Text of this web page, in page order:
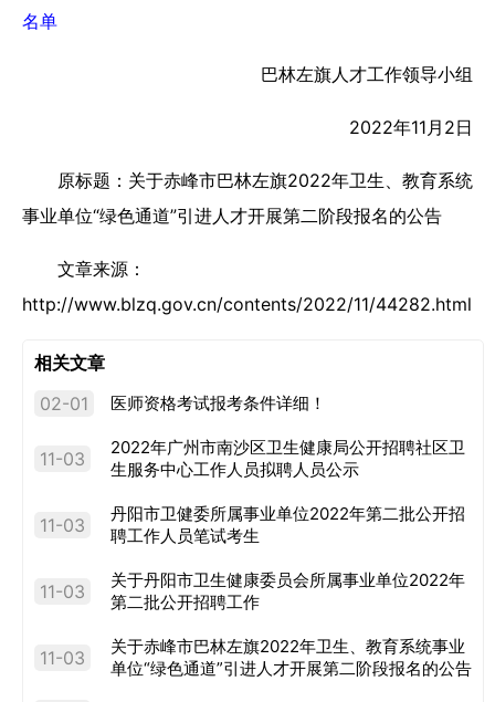
名单
巴林左旗人才工作领导小组
2022年11月2日
原标题：关于赤峰市巴林左旗2022年卫生、教育系统
事业单位“绿色通道”引进人才开展第二阶段报名的公告
文章来源：
http://www.blzq.gov.cn/contents/2022/11/44282.html
相关文章
02-01
医师资格考试报考条件详细！
11-03
2022年广州市南沙区卫生健康局公开招聘社区卫
生服务中心工作人员拟聘人员公示
11-03
丹阳市卫健委所属事业单位2022年第二批公开招
聘工作人员笔试考生
11-03
关于丹阳市卫生健康委员会所属事业单位2022年
第二批公开招聘工作
11-03
关于赤峰市巴林左旗2022年卫生、教育系统事业
单位“绿色通道”引进人才开展第二阶段报名的公告